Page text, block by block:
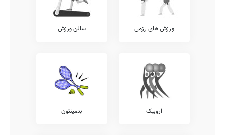
ورزش های رزمی سالن ورزش
اروبیک بدمینتون